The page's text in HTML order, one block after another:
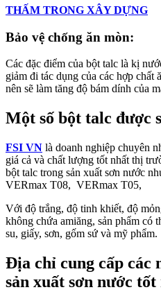
THẤM TRONG XÂY DỰNG
Bảo vệ chống ăn mòn:
Các đặc điểm của bột talc là kị
giảm đi tác dụng của các hợp
nên sẽ làm tăng độ bám dính của
Một số bột talc được
FSI VN là doanh nghiệp chuyên
giá cả và chất lượng tốt nhất thị
bột talc trong sản xuất sơn nước
VERmax T08, VERmax T05,
Với độ trắng, độ tinh khiết, độ
không chứa amiăng, sản phẩm có
su, giấy, sơn, gốm sứ và mỹ phẩm.
Địa chỉ cung cấp các
sản xuất sơn nước